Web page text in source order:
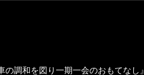
の調和を図り一期一会のおもてなし』